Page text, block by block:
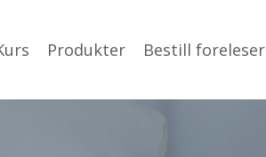
Produkter Bestill foreleser